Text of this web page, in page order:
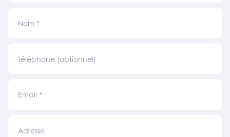
Nom *
Téléphone (optionnel)
Email *
Adresse